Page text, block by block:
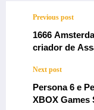
Previous post
1666
criador de
Next post
Persona 6 e
XBOX Games